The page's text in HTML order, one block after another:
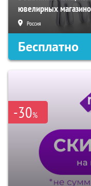
ювелирных
Россия
Бесплатно
-30%